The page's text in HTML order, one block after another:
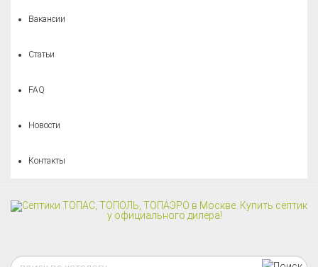
Вакансии
Статьи
FAQ
Новости
Контакты